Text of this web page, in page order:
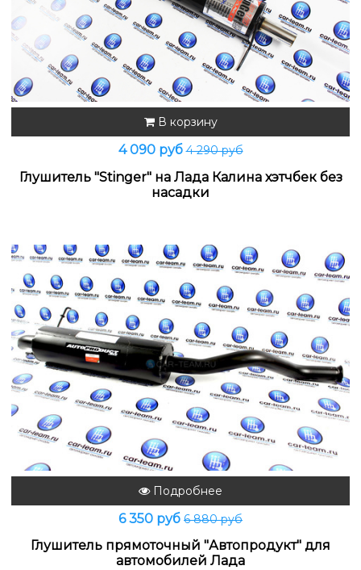
В корзину
4 090 руб4 290 руб
Глушитель "Stinger" на Лада Калина хэтчбек без
насадки
Подробнее
6 350 руб 6 880 руб
Глушитель прямоточный "Автопродукт" для
автомобилей Лада